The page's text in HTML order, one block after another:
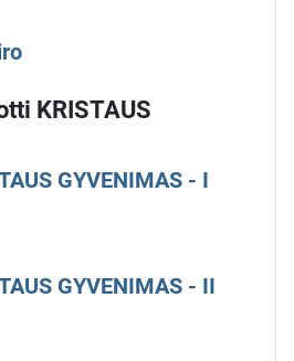
KRISTAUS
GYVENIMAS - I
GYVENIMAS - II